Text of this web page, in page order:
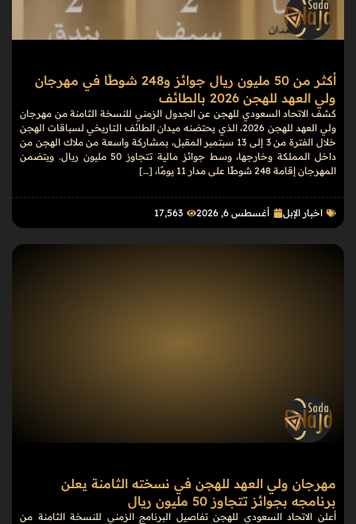
أكثر من 50 مليون ريال جوائز و248 شوطًا في مهرجان
ولي العهد للهجن 2026 بالطائف
كشف الاتحاد السعودي للهجن عن الجدول الزمني للنسخة الثامنة من مهرجان
ولي العهد للهجن 2026، الذي يحتضنه ميدان الطائف التاريخي لسباقات الهجن
خلال الفترة من 3 إلى 13 سبتمبر المقبل، بمشاركة واسعة من ملاك الهجن من
داخل المملكة وخارجها، وسط جوائز مالية تتجاوز 50 مليون ريال. ويتضمن
المهرجان إقامة 248 شوطًا على مدار 11 يومًا، […]
اخبار الإبل أغسطس 6, 2026 17٬563
مهرجان ولي العهد للهجن في نسخته الثامنة يعلن
برنامجه بجوائز تتجاوز 50 مليون ريال
أعلن الاتحاد السعودي للهجن تفاصيل البرنامج الزمني للنسخة الثامنة من